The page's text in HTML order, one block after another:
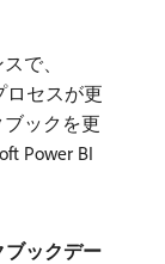
で、
ロセスが更
ックを更
Power BI
ブックデー